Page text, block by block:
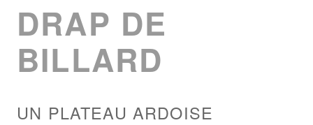
DRAP DE
BILLARD
UN PLATEAU ARDOISE